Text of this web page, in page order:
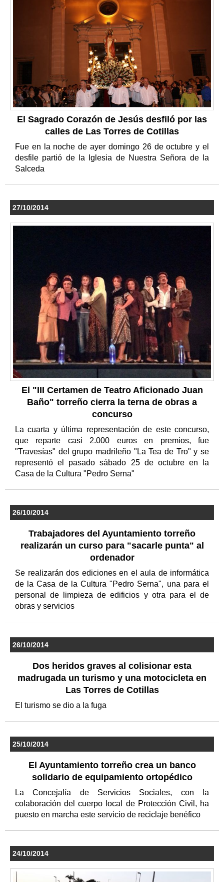
El Sagrado Corazón de Jesús desfiló por las
calles de Las Torres de Cotillas
Fue en la noche de ayer domingo 26 de octubre y el
desfile partió de la Iglesia de Nuestra Señora de la
Salceda
27/10/2014
El "III Certamen de Teatro Aficionado Juan
Baño" torreño cierra la terna de obras a
concurso
La cuarta y última representación de este concurso,
que reparte casi 2.000 euros en premios, fue
"Travesías" del grupo madrileño "La Tea de Tro" y se
representó el pasado sábado 25 de octubre en la
Casa de la Cultura "Pedro Serna"
26/10/2014
Trabajadores del Ayuntamiento torreño
realizarán un curso para "sacarle punta" al
ordenador
Se realizarán dos ediciones en el aula de informática
de la Casa de la Cultura "Pedro Serna", una para el
personal de limpieza de edificios y otra para el de
obras y servicios
26/10/2014
Dos heridos graves al colisionar esta
madrugada un turismo y una motocicleta en
Las Torres de Cotillas
El turismo se dio a la fuga
25/10/2014
El Ayuntamiento torreño crea un banco
solidario de equipamiento ortopédico
La Concejalía de Servicios Sociales, con la
colaboración del cuerpo local de Protección Civil, ha
puesto en marcha este servicio de reciclaje benéfico
24/10/2014